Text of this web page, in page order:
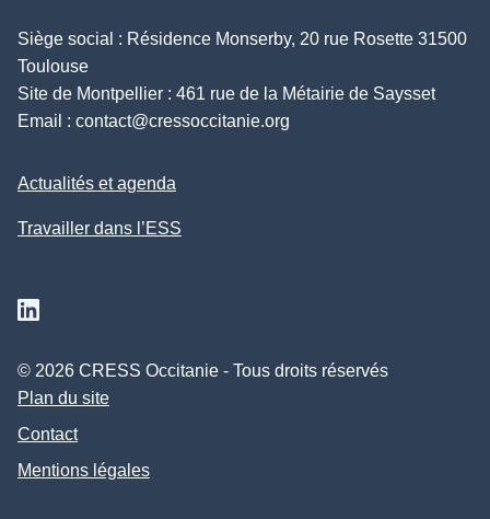
Siège social : Résidence Monserby, 20 rue Rosette 31500
Toulouse
Site de Montpellier : 461 rue de la Métairie de Saysset
Email : contact@cressoccitanie.org
Actualités et agenda
Travailler dans l’ESS
© 2026 CRESS Occitanie - Tous droits réservés
Plan du site
Contact
Mentions légales